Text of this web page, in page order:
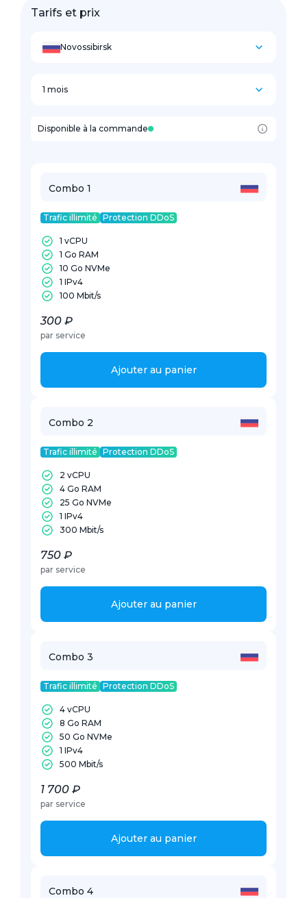
Tarifs et prix
Novossibirsk
1 mois
Disponible à la commande
Combo 1
Trafic illimité Protection DDoS
1 vCPU
1 Go RAM
10 Go NVMe
1 IPv4
100 Mbit/s
300 ₽
par service
Ajouter au panier
Combo 2
Trafic illimité Protection DDoS
2 vCPU
4 Go RAM
25 Go NVMe
1 IPv4
300 Mbit/s
750 ₽
par service
Ajouter au panier
Combo 3
Trafic illimité Protection DDoS
4 vCPU
8 Go RAM
50 Go NVMe
1 IPv4
500 Mbit/s
1 700 ₽
par service
Ajouter au panier
Combo 4